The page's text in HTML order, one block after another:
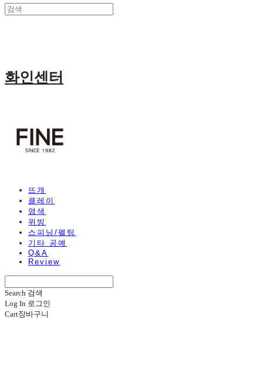
화인센터
뜨개
클레이
염색
위빙
스피닝/펠팅
기타 공예
Q&A
Review
Search 검색
Log In 로그인
Cart장바구니